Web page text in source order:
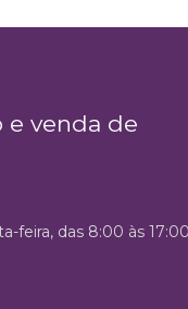
e venda de
feira, das 8:00 às 17:00